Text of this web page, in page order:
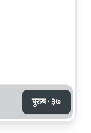
पुरुष · ३७